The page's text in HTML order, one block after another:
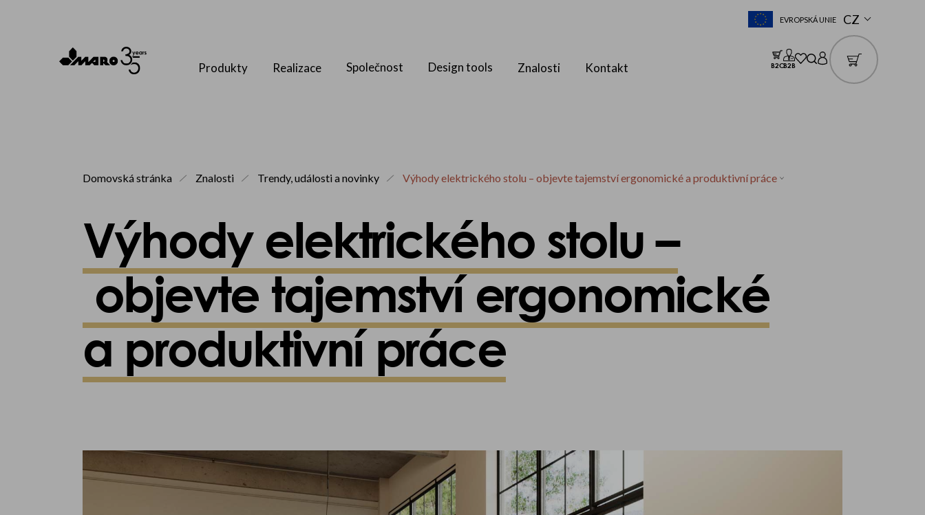
Produkty Realizace Společnost Design tools Znalosti Kontakt B2CB2B
EVROPSKÁ UNIE CZ
Domovská stránka Znalosti Trendy, události a novinky Výhody elektrického stolu – objevte tajemství ergonomické a produktivní práce
Výhody elektrického stolu –
objevte tajemství ergonomické
a produktivní práce